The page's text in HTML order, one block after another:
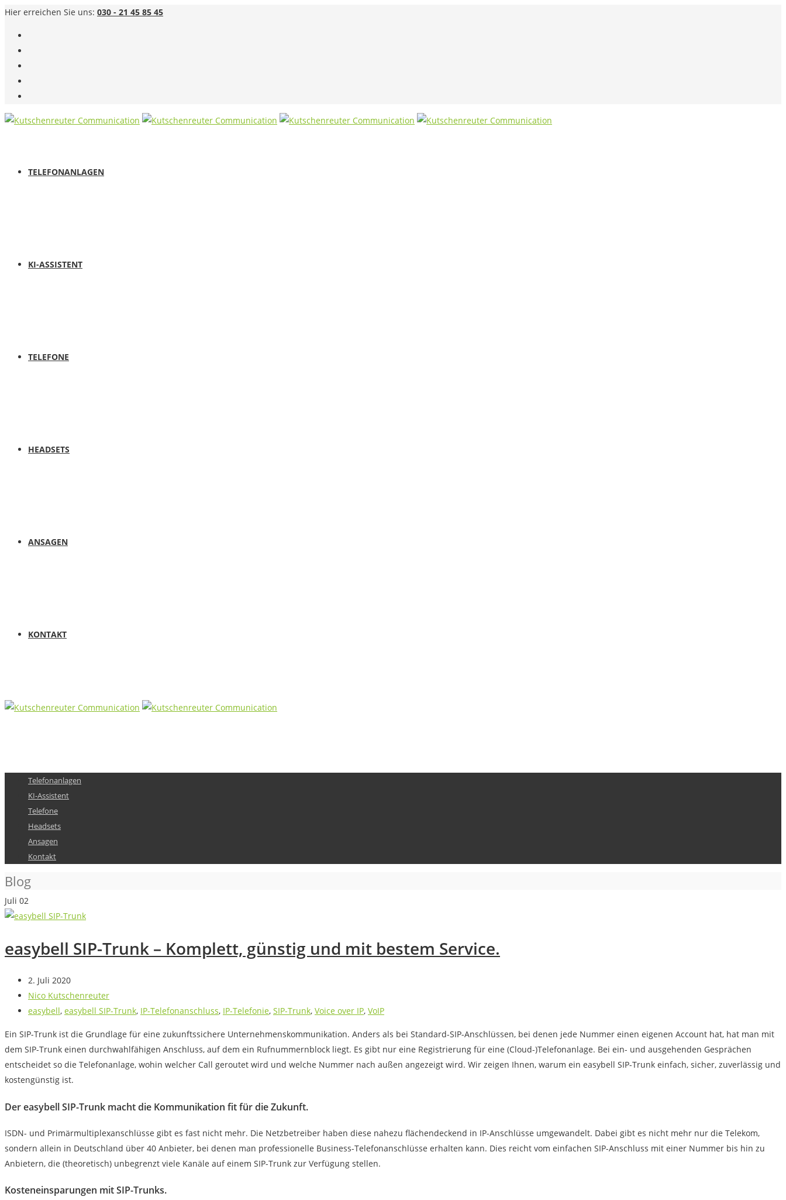
Hier erreichen Sie uns: 030 - 21 45 85 45
TELEFONANLAGEN
KI-ASSISTENT
TELEFONE
HEADSETS
ANSAGEN
KONTAKT
Telefonanlagen
KI-Assistent
Telefone
Headsets
Ansagen
Kontakt
Blog
Juli 02
easybell SIP-Trunk – Komplett, günstig und mit bestem Service.
2. Juli 2020
Nico Kutschenreuter
easybell, easybell SIP-Trunk, IP-Telefonanschluss, IP-Telefonie, SIP-Trunk, Voice over IP, VoIP
Ein SIP-Trunk ist die Grundlage für eine zukunftssichere Unternehmenskommunikation. Anders als bei Standard-SIP-Anschlüssen, bei denen jede Nummer einen eigenen Account hat, hat man mit
dem SIP-Trunk einen durchwahlfähigen Anschluss, auf dem ein Rufnummernblock liegt. Es gibt nur eine Registrierung für eine (Cloud-)Telefonanlage. Bei ein- und ausgehenden Gesprächen
entscheidet so die Telefonanlage, wohin welcher Call geroutet wird und welche Nummer nach außen angezeigt wird. Wir zeigen Ihnen, warum ein easybell SIP-Trunk einfach, sicher, zuverlässig und
kostengünstig ist.
Der easybell SIP-Trunk macht die Kommunikation fit für die Zukunft.
ISDN- und Primärmultiplexanschlüsse gibt es fast nicht mehr. Die Netzbetreiber haben diese nahezu flächendeckend in IP-Anschlüsse umgewandelt. Dabei gibt es nicht mehr nur die Telekom,
sondern allein in Deutschland über 40 Anbieter, bei denen man professionelle Business-Telefonanschlüsse erhalten kann. Dies reicht vom einfachen SIP-Anschluss mit einer Nummer bis hin zu
Anbietern, die (theoretisch) unbegrenzt viele Kanäle auf einem SIP-Trunk zur Verfügung stellen.
Kosteneinsparungen mit SIP-Trunks.